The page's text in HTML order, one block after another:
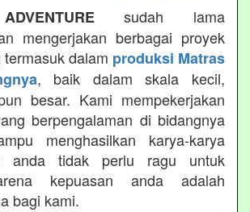
sudah lama
mengerjakan berbagai proyek
dalam produksi Matras
, baik dalam skala kecil,
besar. Kami mempekerjakan
berpengalaman di bidangnya
menghasilkan karya-karya
anda tidak perlu ragu untuk
kepuasan anda adalah
bagi kami.